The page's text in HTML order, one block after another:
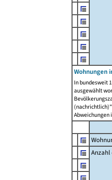
Wohnungen
In bundesweit
ausgewählt
Abweichungen
Anzahl